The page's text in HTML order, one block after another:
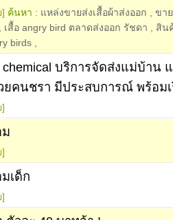
ค้นหา : แหล่งขายส่งเสื้อผ้าส่งออก
ขา
เสื้อ angry bird ตลาดส่งออก รัชดา
สิน
birds
chemical บริการจัดส่งแม่บ้าน
ยคนชรา มีประสบการณ์ พร้อม
ม
เด็ก